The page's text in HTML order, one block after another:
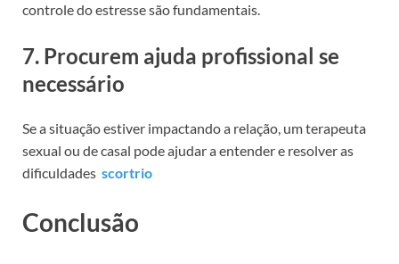
controle do estresse são fundamentais.
7. Procurem ajuda profissional se
necessário
Se a situação estiver impactando a relação, um terapeuta
sexual ou de casal pode ajudar a entender e resolver as
dificuldades scortrio
Conclusão